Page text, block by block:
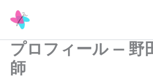
プロフィール — 野
師